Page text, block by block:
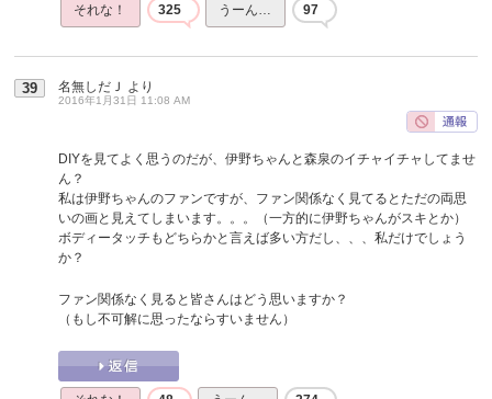
それな！ 325 うーん… 97
39 名無しだＪ より
2016年1月31日 11:08 AM
DIYを見てよく思うのだが、伊野ちゃんと森泉のイチャイチャしてませ
ん？
私は伊野ちゃんのファンですが、ファン関係なく見てるとただの両思
いの画と見えてしまいます。。。（一方的に伊野ちゃんがスキとか）
ボディータッチもどちらかと言えば多い方だし、、、私だけでしょう
か？
ファン関係なく見ると皆さんはどう思いますか？
（もし不可解に思ったならすいません）